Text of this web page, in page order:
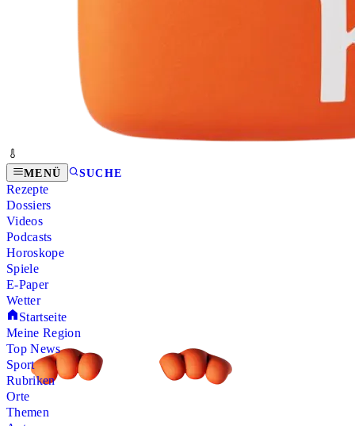
MENÜ SUCHE
Rezepte
Dossiers
Videos
Podcasts
Horoskope
Spiele
E-Paper
Wetter
Startseite
Meine Region
Top News
Sport
Rubriken
Orte
Themen